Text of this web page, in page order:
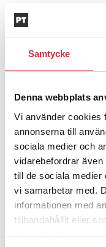
Samtycke
Denna webbplats
Vi använder cookies
annonserna till
sociala medier och
vidarebefordrar
till de sociala medier
vi samarbetar med.
informationen med
tillhandahållit eller
deras tjänster.
Jens
– nu
4 juni
att
Debatt